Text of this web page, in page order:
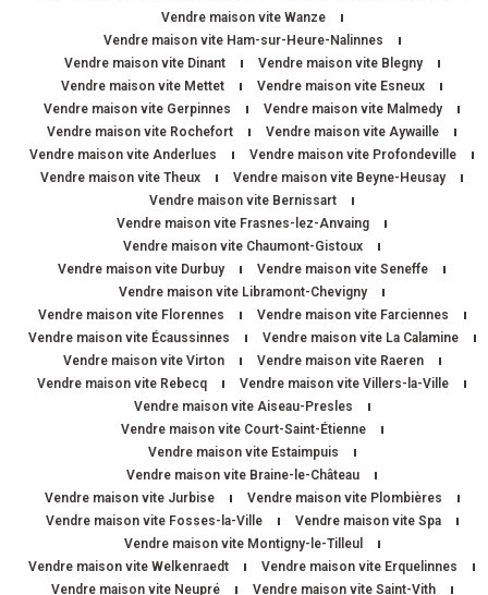
Vendre maison vite Wanze
Vendre maison vite Ham-sur-Heure-Nalinnes
Vendre maison vite Dinant
Vendre maison vite Blegny
Vendre maison vite Mettet
Vendre maison vite Esneux
Vendre maison vite Gerpinnes
Vendre maison vite Malmedy
Vendre maison vite Rochefort
Vendre maison vite Aywaille
Vendre maison vite Anderlues
Vendre maison vite Profondeville
Vendre maison vite Theux
Vendre maison vite Beyne-Heusay
Vendre maison vite Bernissart
Vendre maison vite Frasnes-lez-Anvaing
Vendre maison vite Chaumont-Gistoux
Vendre maison vite Durbuy
Vendre maison vite Seneffe
Vendre maison vite Libramont-Chevigny
Vendre maison vite Florennes
Vendre maison vite Farciennes
Vendre maison vite Écaussinnes
Vendre maison vite La Calamine
Vendre maison vite Virton
Vendre maison vite Raeren
Vendre maison vite Rebecq
Vendre maison vite Villers-la-Ville
Vendre maison vite Aiseau-Presles
Vendre maison vite Court-Saint-Étienne
Vendre maison vite Estaimpuis
Vendre maison vite Braine-le-Château
Vendre maison vite Jurbise
Vendre maison vite Plombières
Vendre maison vite Fosses-la-Ville
Vendre maison vite Spa
Vendre maison vite Montigny-le-Tilleul
Vendre maison vite Welkenraedt
Vendre maison vite Erquelinnes
Vendre maison vite Neupré
Vendre maison vite Saint-Vith